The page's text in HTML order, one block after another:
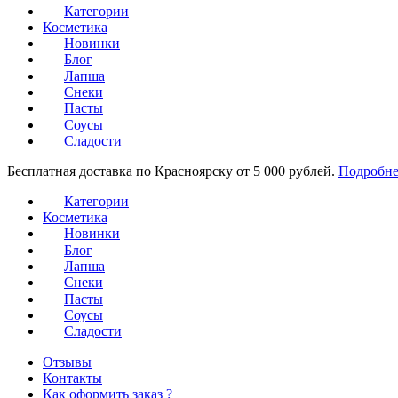
Категории
Косметика
Новинки
Блог
Лапша
Снеки
Пасты
Соусы
Сладости
Бесплатная доставка по Красноярску от 5 000 рублей.
Категории
Косметика
Новинки
Блог
Лапша
Снеки
Пасты
Соусы
Сладости
Отзывы
Контакты
Как оформить заказ ?